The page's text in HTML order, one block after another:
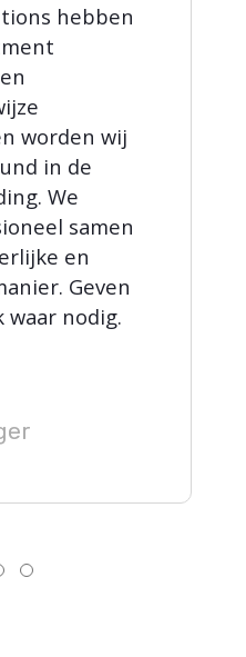
hebben
worden wij
in de
We
samen
en
Geven
waar nodig.